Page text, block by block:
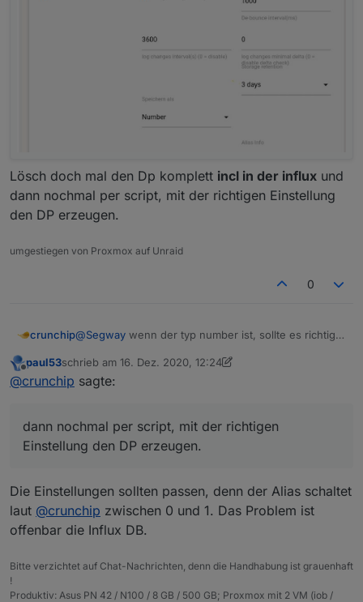
Lösch doch mal den Dp komplett incl in der influx und
dann nochmal per script, mit der richtigen Einstellung
den DP erzeugen.
umgestiegen von Proxmox auf Unraid
0
crunchip@Segway wenn der typ number ist, sollte es richtig
funktionierte, weil du es zuvor falsch eingetragen
hattest im Script.
Offline
paul53schrieb am 16. Dez. 2020, 12:24
zuletzt editiert von paul53
@crunchip sagte:
dann nochmal per script, mit der richtigen
Einstellung den DP erzeugen.
Die Einstellungen sollten passen, denn der Alias schaltet
laut @crunchip zwischen 0 und 1. Das Problem ist
offenbar die Influx DB.
Bitte verzichtet auf Chat-Nachrichten, denn die Handhabung ist grauenhaft
!
Produktiv: Asus PN 42 / N100 / 8 GB / 500 GB; Proxmox mit 2 VM (iob /